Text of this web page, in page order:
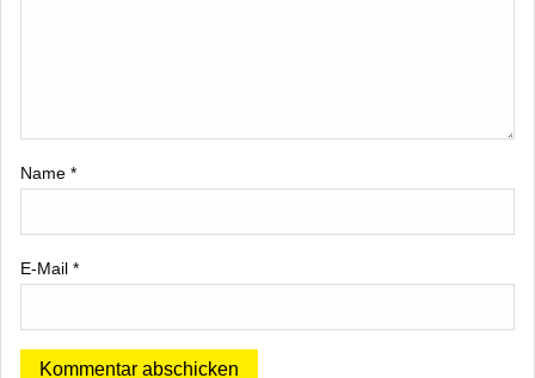
Name *
E-Mail *